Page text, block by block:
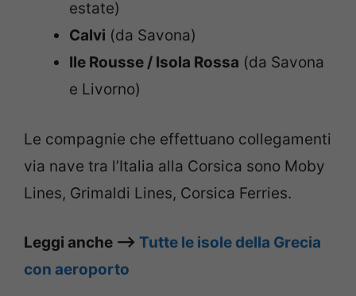
estate)
Calvi (da Savona)
Ile Rousse / Isola Rossa (da Savona
e Livorno)
Le compagnie che effettuano collegamenti
via nave tra l’Italia alla Corsica sono Moby
Lines, Grimaldi Lines, Corsica Ferries.
Leggi anche –> Tutte le isole della Grecia
con aeroporto